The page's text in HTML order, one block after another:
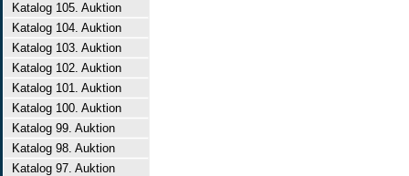
Katalog 105. Auktion
Katalog 104. Auktion
Katalog 103. Auktion
Katalog 102. Auktion
Katalog 101. Auktion
Katalog 100. Auktion
Katalog 99. Auktion
Katalog 98. Auktion
Katalog 97. Auktion